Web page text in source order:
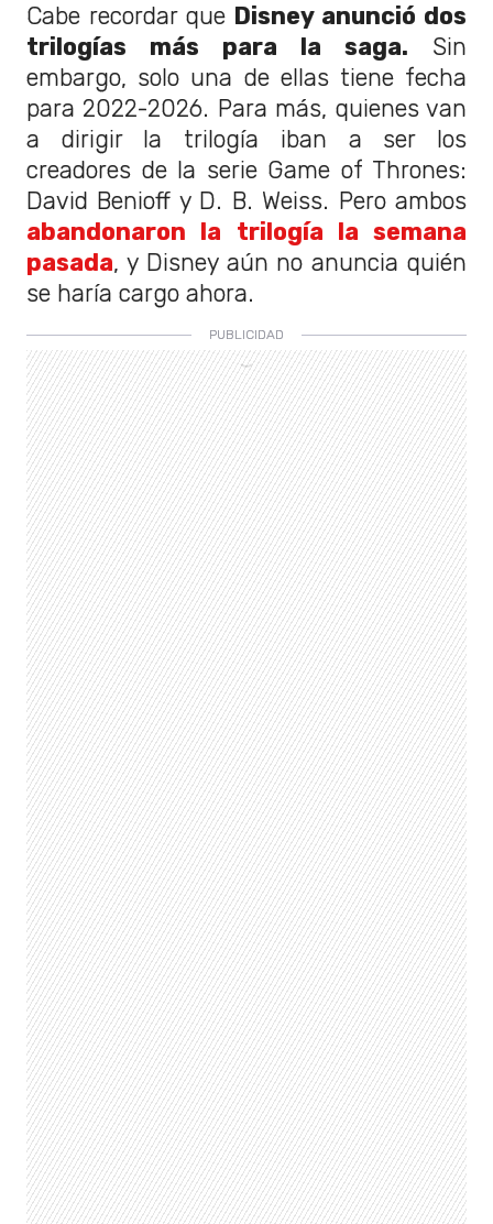
Cabe recordar que Disney anunció dos
trilogías más para la saga. Sin
embargo, solo una de ellas tiene fecha
para 2022-2026. Para más, quienes van
a dirigir la trilogía iban a ser los
creadores de la serie Game of Thrones:
David Benioff y D. B. Weiss. Pero ambos
abandonaron la trilogía la semana
pasada, y Disney aún no anuncia quién
se haría cargo ahora.